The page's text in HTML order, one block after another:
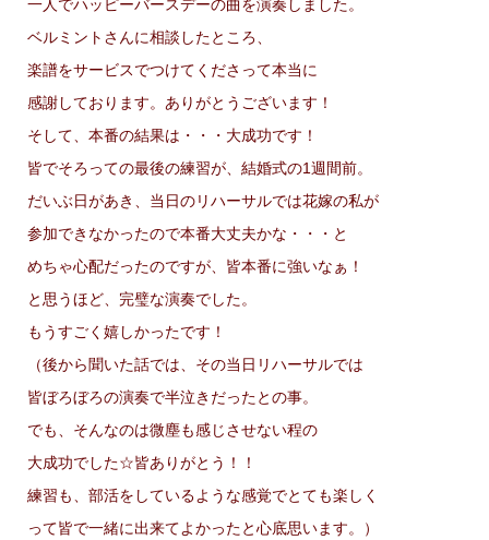
一人でハッピーバースデーの曲を演奏しました。
ベルミントさんに相談したところ、
楽譜をサービスでつけてくださって本当に
感謝しております。ありがとうございます！
そして、本番の結果は・・・大成功です！
皆でそろっての最後の練習が、結婚式の1週間前。
だいぶ日があき、当日のリハーサルでは花嫁の私が
参加できなかったので本番大丈夫かな・・・と
めちゃ心配だったのですが、皆本番に強いなぁ！
と思うほど、完璧な演奏でした。
もうすごく嬉しかったです！
（後から聞いた話では、その当日リハーサルでは
皆ぼろぼろの演奏で半泣きだったとの事。
でも、そんなのは微塵も感じさせない程の
大成功でした☆皆ありがとう！！
練習も、部活をしているような感覚でとても楽しく
って皆で一緒に出来てよかったと心底思います。）